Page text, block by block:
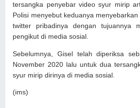
tersangka penyebar video syur mirip
Polisi menyebut keduanya
twitter pribadinya dengan tujuannya
pengikut di media sosial.
Sebelumnya, Gisel telah diperiksa
November 2020 lalu untuk dua
syur mirip dirinya di media sosial.
(ims)